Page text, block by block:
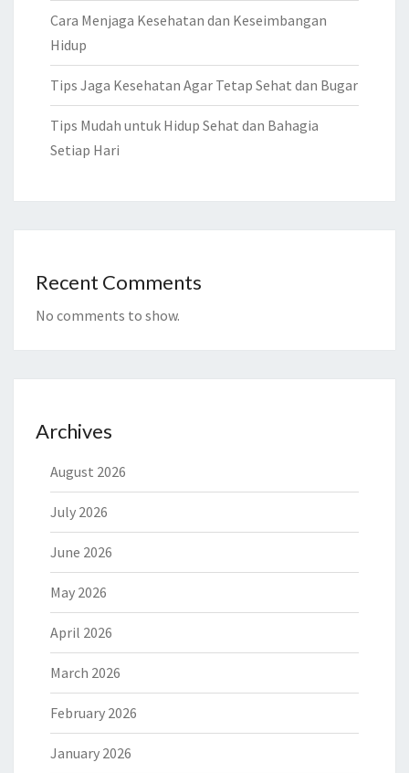
Cara Menjaga Kesehatan dan Keseimbangan
Hidup
Tips Jaga Kesehatan Agar Tetap Sehat dan Bugar
Tips Mudah untuk Hidup Sehat dan Bahagia
Setiap Hari
Recent Comments
No comments to show.
Archives
August 2026
July 2026
June 2026
May 2026
April 2026
March 2026
February 2026
January 2026